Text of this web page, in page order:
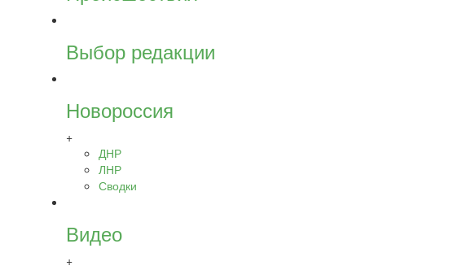
Выбор редакции
Новороссия
+
ДНР
ЛНР
Сводки
Видео
+